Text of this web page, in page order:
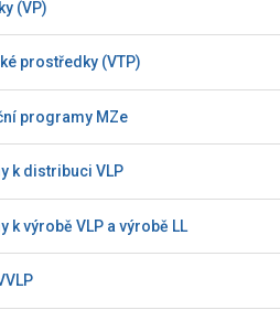
(VP)
prostředky (VTP)
programy MZe
k distribuci VLP
k výrobě VLP a výrobě LL